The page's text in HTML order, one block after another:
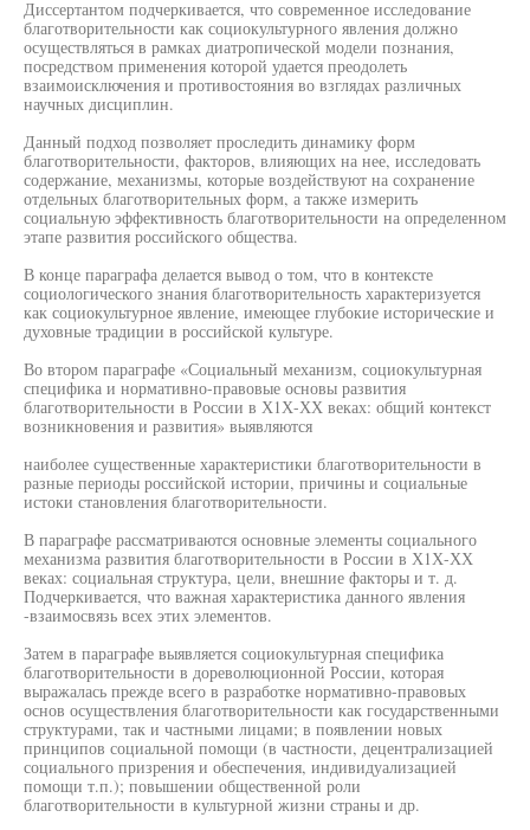
Диссертантом подчеркивается, что современное исследование
благотворительности как социокультурного явления должно
осуществляться в рамках диатропической модели познания,
посредством применения которой удается преодолеть
взаимоисключения и противостояния во взглядах различных
научных дисциплин.
Данный подход позволяет проследить динамику форм
благотворительности, факторов, влияющих на нее, исследовать
содержание, механизмы, которые воздействуют на сохранение
отдельных благотворительных форм, а также измерить
социальную эффективность благотворительности на определенном
этапе развития российского общества.
В конце параграфа делается вывод о том, что в контексте
социологического знания благотворительность характеризуется
как социокультурное явление, имеющее глубокие исторические и
духовные традиции в российской культуре.
Во втором параграфе «Социальный механизм, социокультурная
специфика и нормативно-правовые основы развития
благотворительности в России в Х1Х-ХХ веках: общий контекст
возникновения и развития» выявляются
наиболее существенные характеристики благотворительности в
разные периоды российской истории, причины и социальные
истоки становления благотворительности.
В параграфе рассматриваются основные элементы социального
механизма развития благотворительности в России в Х1Х-ХХ
веках: социальная структура, цели, внешние факторы и т. д.
Подчеркивается, что важная характеристика данного явления
-взаимосвязь всех этих элементов.
Затем в параграфе выявляется социокультурная специфика
благотворительности в дореволюционной России, которая
выражалась прежде всего в разработке нормативно-правовых
основ осуществления благотворительности как государственными
структурами, так и частными лицами; в появлении новых
принципов социальной помощи (в частности, децентрализацией
социального призрения и обеспечения, индивидуализацией
помощи т.п.); повышении общественной роли
благотворительности в культурной жизни страны и др.